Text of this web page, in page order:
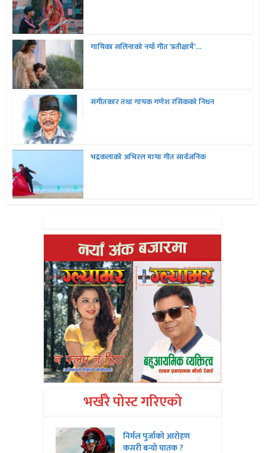
गायिका सलिनाको नयाँ गीत ‘प्रतीक्षामै’...
संगीतकार तथा गायक गणेश रसिकको निधन
भद्रकलाको अभिरल माया गीत सार्वजनिक
भर्खरै पोस्ट गरिएको
निर्मल पुर्जाको आरोहण
कसरी बन्यो घातक ?